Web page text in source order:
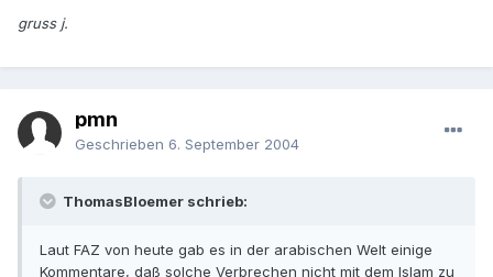
gruss j.
pmn
Geschrieben 6. September 2004
ThomasBloemer schrieb:
Laut FAZ von heute gab es in der arabischen Welt einige
Kommentare, daß solche Verbrechen nicht mit dem Islam zu